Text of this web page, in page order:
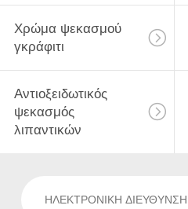
Χρώμα ψεκασμού
γκράφιτι
Αντιοξειδωτικός
ψεκασμός
λιπαντικών